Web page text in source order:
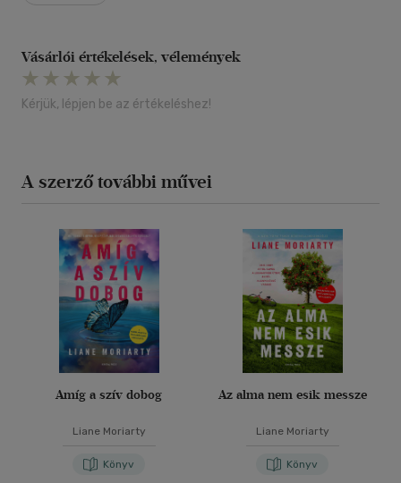
Vásárlói értékelések, vélemények
Kérjük, lépjen be az értékeléshez!
A szerző további művei
Amíg a szív dobog
Liane Moriarty
Könyv
Az alma nem esik messze
Liane Moriarty
Könyv